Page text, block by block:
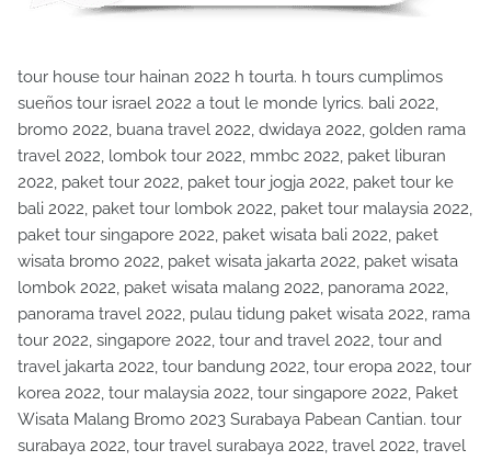
tour house tour hainan 2022 h tourta. h tours cumplimos
sueños tour israel 2022 a tout le monde lyrics. bali 2022,
bromo 2022, buana travel 2022, dwidaya 2022, golden rama
travel 2022, lombok tour 2022, mmbc 2022, paket liburan
2022, paket tour 2022, paket tour jogja 2022, paket tour ke
bali 2022, paket tour lombok 2022, paket tour malaysia 2022,
paket tour singapore 2022, paket wisata bali 2022, paket
wisata bromo 2022, paket wisata jakarta 2022, paket wisata
lombok 2022, paket wisata malang 2022, panorama 2022,
panorama travel 2022, pulau tidung paket wisata 2022, rama
tour 2022, singapore 2022, tour and travel 2022, tour and
travel jakarta 2022, tour bandung 2022, tour eropa 2022, tour
korea 2022, tour malaysia 2022, tour singapore 2022, Paket
Wisata Malang Bromo 2023 Surabaya Pabean Cantian. tour
surabaya 2022, tour travel surabaya 2022, travel 2022, travel